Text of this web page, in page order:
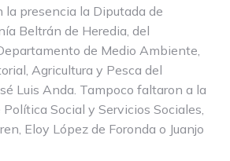
la presencia la Diputada de
Beltrán de Heredia, del
de Medio Ambiente,
Agricultura y Pesca del
Luis Anda. Tampoco faltaron a la
Social y Servicios Sociales,
Eloy López de Foronda o Juanjo